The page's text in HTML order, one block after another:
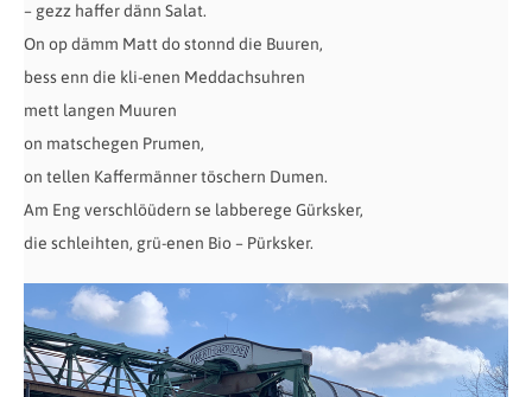
– gezz haffer dänn Salat.
On op dämm Matt do stonnd die Buuren,
bess enn die kli-enen Meddachsuhren
mett langen Muuren
on matschegen Prumen,
on tellen Kaffermänner töschern Dumen.
Am Eng verschlöüdern se labberege Gürksker,
die schleihten, grü-enen Bio – Pürksker.